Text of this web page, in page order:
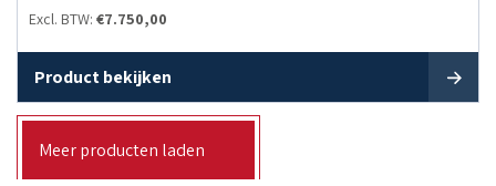
Excl. BTW: €7.750,00
Product bekijken
Meer producten laden